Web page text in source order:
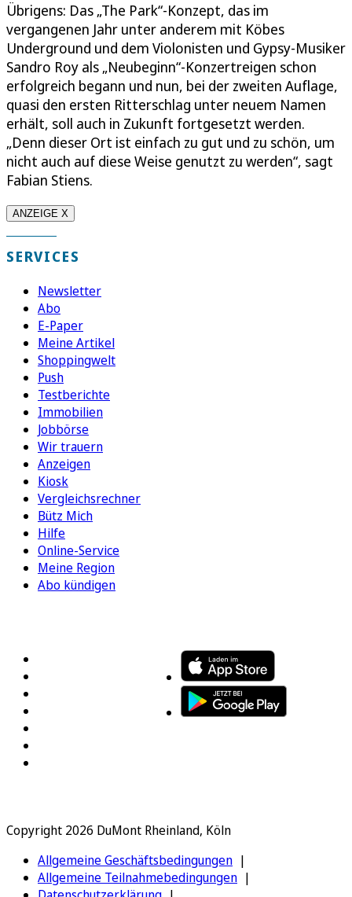
Übrigens: Das „The Park“-Konzept, das im
vergangenen Jahr unter anderem mit Köbes
Underground und dem Violonisten und Gypsy-Musiker
Sandro Roy als „Neubeginn“-Konzertreigen schon
erfolgreich begann und nun, bei der zweiten Auflage,
quasi den ersten Ritterschlag unter neuem Namen
erhält, soll auch in Zukunft fortgesetzt werden.
„Denn dieser Ort ist einfach zu gut und zu schön, um
nicht auch auf diese Weise genutzt zu werden“, sagt
Fabian Stiens.
ANZEIGE X
SERVICES
Newsletter
Abo
E-Paper
Meine Artikel
Shoppingwelt
Push
Testberichte
Immobilien
Jobbörse
Wir trauern
Anzeigen
Kiosk
Vergleichsrechner
Bütz Mich
Hilfe
Online-Service
Meine Region
Abo kündigen
Copyright 2026 DuMont Rheinland, Köln
Allgemeine Geschäftsbedingungen
Allgemeine Teilnahmebedingungen